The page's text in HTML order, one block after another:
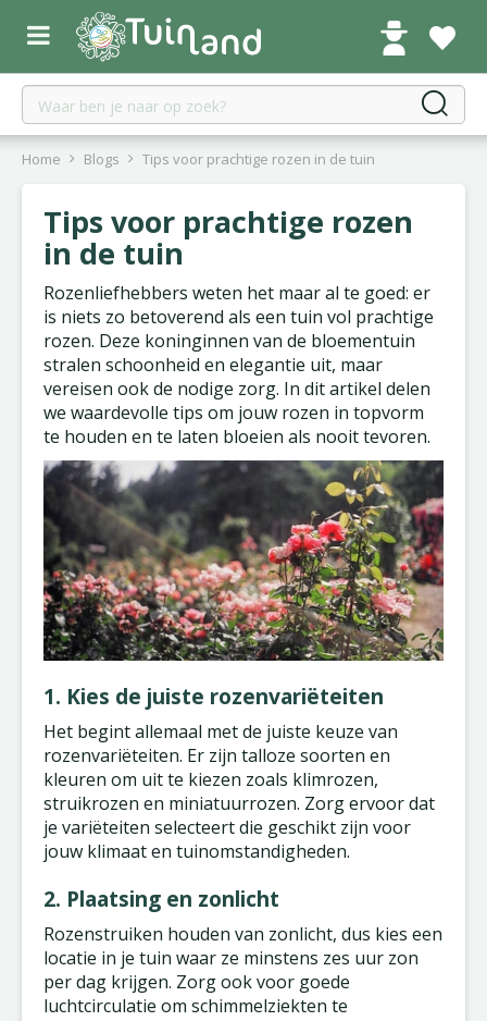
r
Home Blogs Tips voor prachtige rozen in de tuin
Tips voor prachtige rozen
in de tuin
Rozenliefhebbers weten het maar al te goed: er
is niets zo betoverend als een tuin vol prachtige
rozen. Deze koninginnen van de bloementuin
stralen schoonheid en elegantie uit, maar
vereisen ook de nodige zorg. In dit artikel delen
we waardevolle tips om jouw rozen in topvorm
te houden en te laten bloeien als nooit tevoren.
1. Kies de juiste rozenvariëteiten
Het begint allemaal met de juiste keuze van
rozenvariëteiten. Er zijn talloze soorten en
kleuren om uit te kiezen zoals klimrozen,
struikrozen en miniatuurrozen. Zorg ervoor dat
je variëteiten selecteert die geschikt zijn voor
jouw klimaat en tuinomstandigheden.
2. Plaatsing en zonlicht
Rozenstruiken houden van zonlicht, dus kies een
locatie in je tuin waar ze minstens zes uur zon
per dag krijgen. Zorg ook voor goede
luchtcirculatie om schimmelziekten te